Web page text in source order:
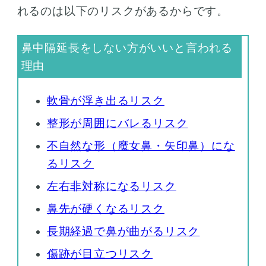
れるのは以下のリスクがあるからです。
軟骨が浮き出るリスク
整形が周囲にバレるリスク
不自然な形（魔女鼻・矢印鼻）にな
るリスク
左右非対称になるリスク
鼻先が硬くなるリスク
長期経過で鼻が曲がるリスク
傷跡が目立つリスク